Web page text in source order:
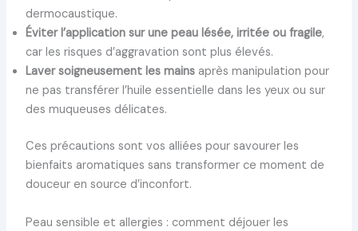
dermocaustique.
Éviter l’application sur une peau lésée, irritée ou fragile,
car les risques d’aggravation sont plus élevés.
Laver soigneusement les mainsaprès manipulation pour
ne pas transférer l’huile essentielle dans les yeux ou sur
des muqueuses délicates.
Ces précautions sont vos alliées pour savourer les
bienfaits aromatiques sans transformer ce moment de
douceur en source d’inconfort.
Peau sensible et allergies : comment déjouer les